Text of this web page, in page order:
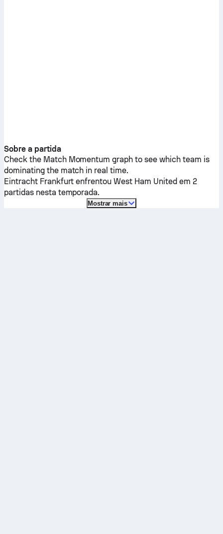
Sobre a partida
Check the Match Momentum graph to see which team is
dominating the match in real time.
Eintracht Frankfurt enfrentouWest Ham United em 2
partidas nesta temporada.
Mostrar mais